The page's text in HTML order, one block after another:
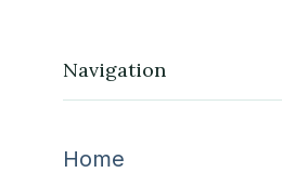
Navigation
Home